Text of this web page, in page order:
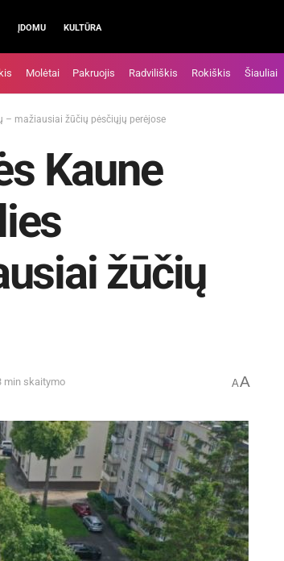
ĮDOMU KULTŪRA
Molėtai Pakruojis Radviliškis Rokiškis Šiauliai
– mažiausiai žūčių pėsčiųjų perėjose
Kaune
žūčių
min skaitymo AA